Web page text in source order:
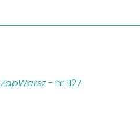
ZapWarsz- nr 1127